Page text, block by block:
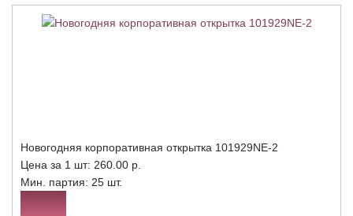
Новогодняя корпоративная открытка 101929NE-2
Цена за 1 шт: 260.00 р.
Мин. партия: 25 шт.